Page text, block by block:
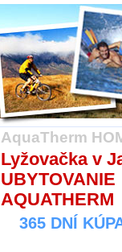
AquaTherm
Lyžovačka v
AQUATHERM
365 DNÍ